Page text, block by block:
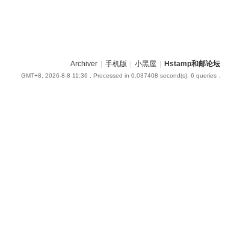
Archiver 手机版 小黑屋 Hstamp和邮论坛
GMT+8, 2026-8-8 11:36 , Processed in 0.037408 second(s), 6 queries .